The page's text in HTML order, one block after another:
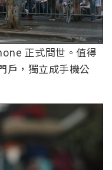
正式問世。值得
戶，獨立成手機公